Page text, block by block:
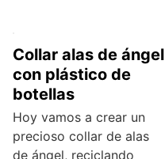
Collar alas de ángel
con plástico de
botellas
Hoy vamos a crear un
precioso collar de alas
de ángel, reciclando